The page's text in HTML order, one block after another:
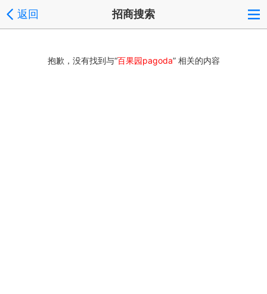
返回 招商搜索
抱歉，没有找到与“百果园pagoda” 相关的内容